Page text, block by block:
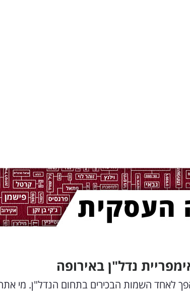
נדל"ן באירופה
לאחד השמות הבכירים בתחום הנדל"ן. מי אתה